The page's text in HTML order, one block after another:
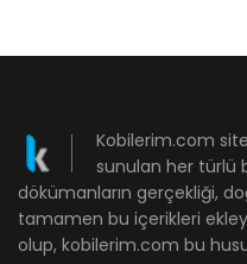
Kobilerim.com
sunulan her türlü
dökümanların gerçekliği,
tamamen bu içerikleri
olup, kobilerim.com bu